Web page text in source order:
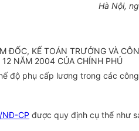
Hà Nội,
ĐỐC, KẾ TOÁN TRƯỞNG VÀ
12 NĂM 2004 CỦA CHÍNH PHỦ
độ phụ cấp lương trong các
CP được quy định cụ thể như